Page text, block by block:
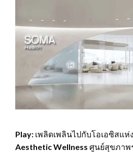
Play: เพลิดเพลินไปกับโอเอซิสแ
Aesthetic Wellness ศูนย์สุขภาพ